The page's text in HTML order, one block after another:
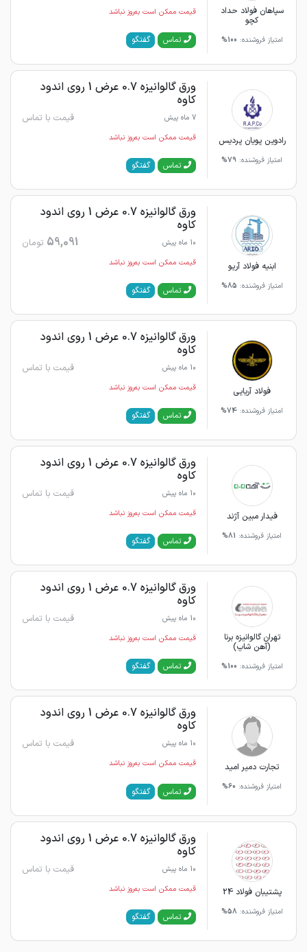
سپاهان فولاد حداد
کچو
امتیاز فروشنده: 100%
قیمت ممکن است به‌روز نباشد
تماس گفتگو
رادوین پویان پردیس
امتیاز فروشنده: 79%
ورق گالوانیزه 0.7 عرض 1 روی اندود
کاوه
7 ماه پیش قیمت با تماس
قیمت ممکن است به‌روز نباشد
تماس گفتگو
ابنیه فولاد آریو
امتیاز فروشنده: 85%
ورق گالوانیزه 0.7 عرض 1 روی اندود
کاوه
10 ماه پیش 59,091 تومان
قیمت ممکن است به‌روز نباشد
تماس گفتگو
فولاد آریایی
امتیاز فروشنده: 74%
ورق گالوانیزه 0.7 عرض 1 روی اندود
کاوه
10 ماه پیش قیمت با تماس
قیمت ممکن است به‌روز نباشد
تماس گفتگو
فیدار مبین آژند
امتیاز فروشنده: 81%
ورق گالوانیزه 0.7 عرض 1 روی اندود
کاوه
10 ماه پیش قیمت با تماس
قیمت ممکن است به‌روز نباشد
تماس گفتگو
تهران گالوانیزه برنا
(آهن شاپ)
امتیاز فروشنده: 100%
ورق گالوانیزه 0.7 عرض 1 روی اندود
کاوه
10 ماه پیش قیمت با تماس
قیمت ممکن است به‌روز نباشد
تماس گفتگو
تجارت دمیر امید
امتیاز فروشنده: 60%
ورق گالوانیزه 0.7 عرض 1 روی اندود
کاوه
10 ماه پیش قیمت با تماس
قیمت ممکن است به‌روز نباشد
تماس گفتگو
پشتیبان فولاد 24
امتیاز فروشنده: 58%
ورق گالوانیزه 0.7 عرض 1 روی اندود
کاوه
10 ماه پیش قیمت با تماس
قیمت ممکن است به‌روز نباشد
تماس گفتگو